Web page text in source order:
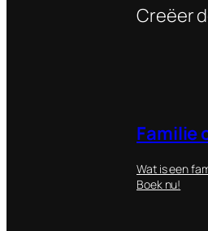
Creëer
Familie
Wat is een
Boek nu!